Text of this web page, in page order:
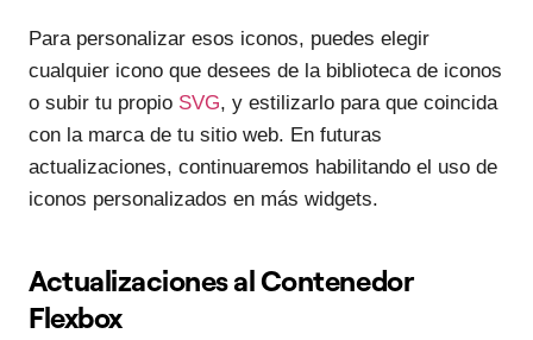
Para personalizar esos iconos, puedes elegir
cualquier icono que desees de la biblioteca de iconos
o subir tu propio SVG, y estilizarlo para que coincida
con la marca de tu sitio web. En futuras
actualizaciones, continuaremos habilitando el uso de
iconos personalizados en más widgets.
Actualizaciones al Contenedor
Flexbox